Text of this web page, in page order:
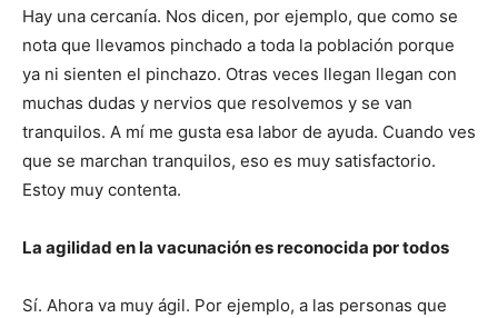
Hay una cercanía. Nos dicen, por ejemplo, que como se
nota que llevamos pinchado a toda la población porque
ya ni sienten el pinchazo. Otras veces llegan llegan con
muchas dudas y nervios que resolvemos y se van
tranquilos. A mí me gusta esa labor de ayuda. Cuando ves
que se marchan tranquilos, eso es muy satisfactorio.
Estoy muy contenta.
La agilidad en la vacunación es reconocida por todos
Sí. Ahora va muy ágil. Por ejemplo, a las personas que